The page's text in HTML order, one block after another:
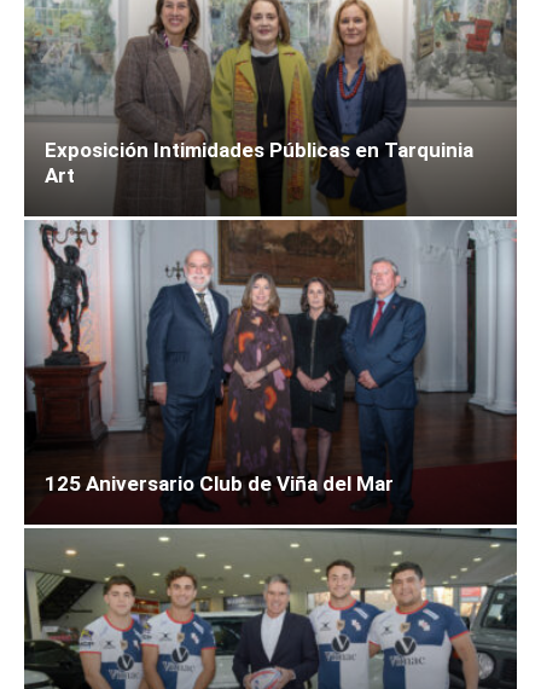
Exposición Intimidades Públicas en Tarquinia
Art
125 Aniversario Club de Viña del Mar